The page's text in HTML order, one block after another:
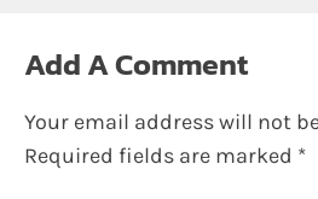
Add A Comment
Your email address will not
Required fields are marked *